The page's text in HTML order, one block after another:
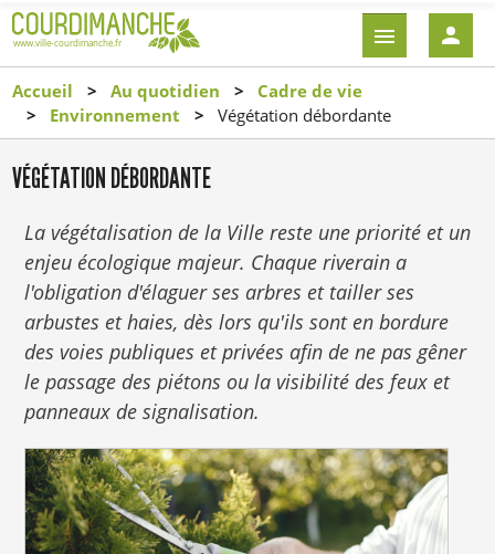
contenu
principal
EN-
TÊTE
Accueil Au quotidien
Cadre de vie
Environnement
Végétation débordante
VÉGÉTATION DÉBORDANTE
La végétalisation de la Ville reste une priorité et un
enjeu écologique majeur. Chaque riverain a
l'obligation d'élaguer ses arbres et tailler ses
arbustes et haies, dès lors qu'ils sont en bordure
des voies publiques et privées afin de ne pas gêner
le passage des piétons ou la visibilité des feux et
panneaux de signalisation.